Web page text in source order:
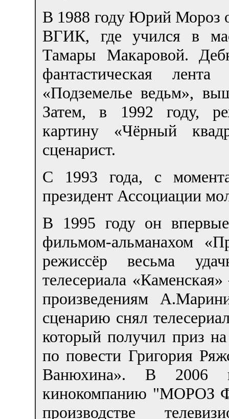
В 1988 году Юрий Мороз
ВГИК, где учился в
Тамары Макаровой.
фантастическая
«Подземелье ведьм»,
Затем, в 1992 году,
картину «Чёрный
сценарист.
С 1993 года, с
президент Ассоциации
В 1995 году он
фильмом-альманахом
режиссёр весьма
телесериала
произведениям
сценарию снял
который получил приз
по повести Григория
Ванюхина». В 2006
кинокомпанию "МОРОЗ
производстве